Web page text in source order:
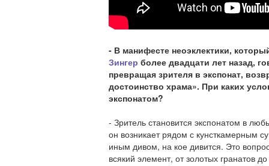
- В манифесте неоэклектики,
Зингер более двадцати лет назад,
превращая зрителя в экспонат,
достоинство храма». При каких
экспонатом?
- Зритель становится экспонатом в
он возникает рядом с кунсткамерным
иным дивом, на кое дивится. Это
всякий элемент, от золотых гранатов